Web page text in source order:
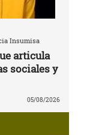
Insumisa
articula
sociales y
05/08/2026